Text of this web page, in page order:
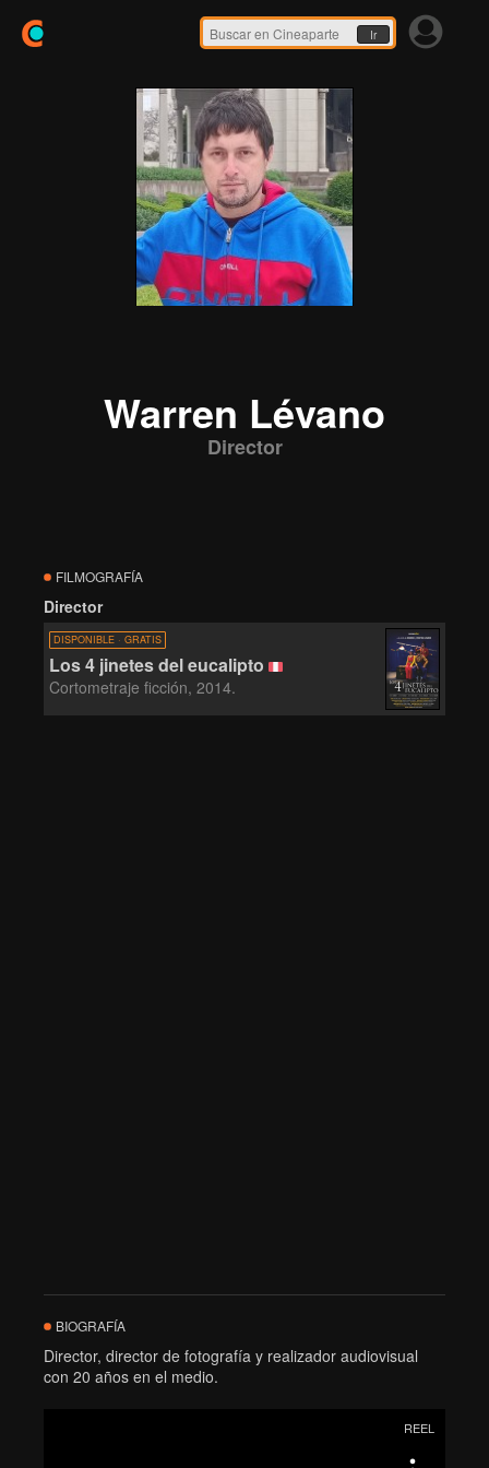
Ir
Warren Lévano
Director
FILMOGRAFÍA
Director
DISPONIBLE · GRATIS
Los 4 jinetes del eucalipto
Cortometraje ficción, 2014.
BIOGRAFÍA
Director, director de fotografía y realizador audiovisual
con 20 años en el medio.
REEL